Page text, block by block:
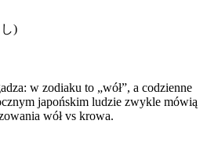
)
w zodiaku to „wół”, a codzienne
japońskim ludzie zwykle mówią
wół vs krowa.